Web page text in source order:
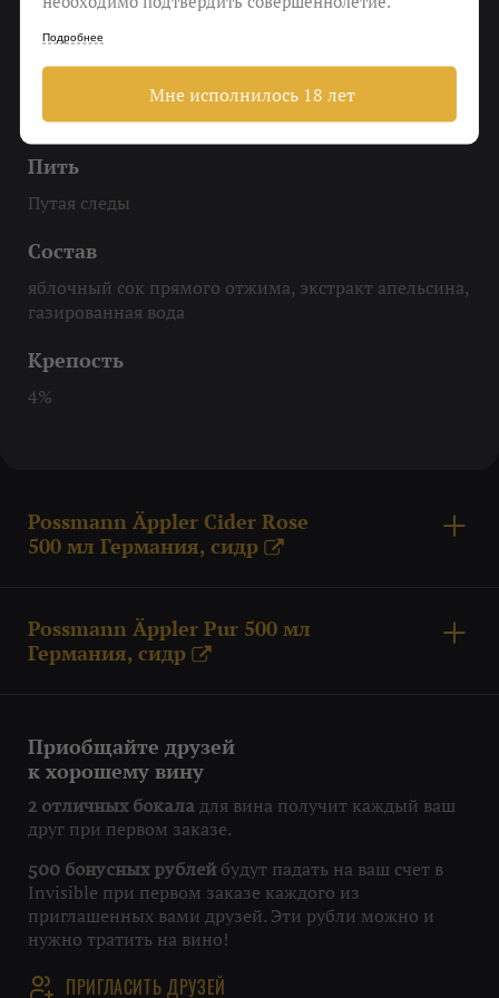
До 8-10 градусов
Овощное карри, запечённый камамбер,
карамельный медовик
Пить
Путая следы
Состав
яблочный сок прямого отжима, экстракт апельсина,
газированная вода
Крепость
4%
Possmann Äppler Cider Rose
500 мл Германия, сидр X
Possmann Äppler Pur 500 мл
Германия, сидр X
Приобщайте друзей
к хорошему вину
2 отличных бокала для вина получит каждый ваш
друг при первом заказе.
500 бонусных рублей будут падать на ваш счет в
Invisible при первом заказе каждого из
приглашенных вами друзей. Эти рубли можно и
нужно тратить на вино!
ПРИГЛАСИТЬ ДРУЗЕЙ
Подробнее
Мне исполнилось 18 лет